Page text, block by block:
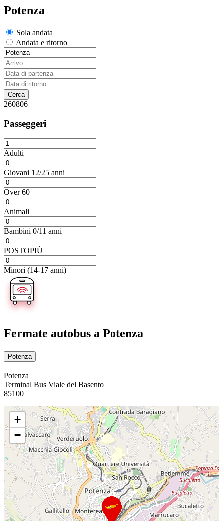
Potenza
Sola andata
Andata e ritorno
260806
Passeggeri
Adulti
Giovani 12/25 anni
Over 60
Animali
Bambini 0/11 anni
POSTOPIÙ
Minori (14-17 anni)
Fermate autobus a Potenza
Potenza
Potenza
Terminal Bus Viale del Basento
85100
+
−